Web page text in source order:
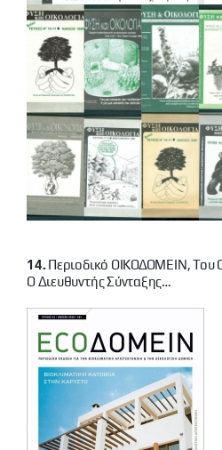
14. Περιοδικό ΟΙΚΟΔΟΜΕΙΝ, Του
Ο Διευθυντής Σύνταξης…